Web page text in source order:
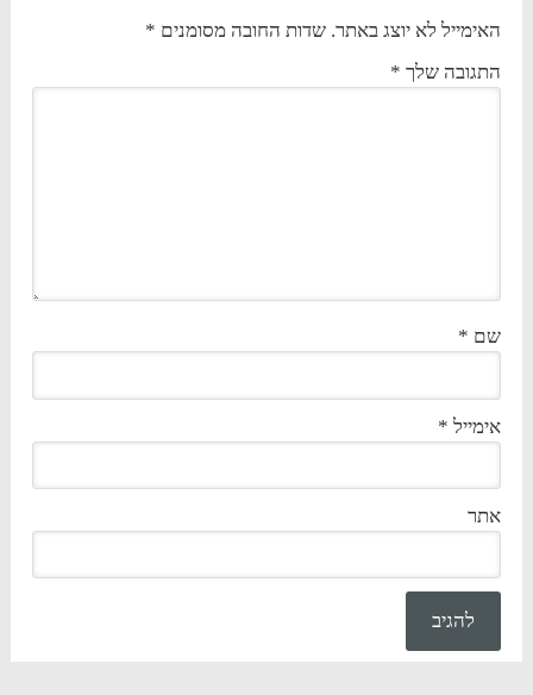
האימייל לא יוצג באתר. שדות החובה מסומנים *
התגובה שלך *
שם *
אימייל *
אתר